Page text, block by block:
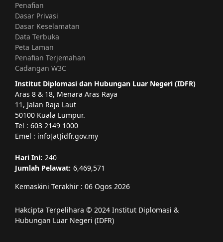
Penafian
Dasar Privasi
Dasar Keselamatan
Data Terbuka
Peta Laman
Penafian Terjemahan
Cadangan W3C
Institut Diplomasi dan Hubungan Luar Negeri (IDFR)
Aras 8 & 18, Menara Aras Raya
11, Jalan Raja Laut
50100 Kuala Lumpur.
Tel : 603 2149 1000
Emel : info[at]idfr.gov.my
Hari Ini: 240
Jumlah Pelawat: 6,469,571
Kemaskini Terakhir : 06 Ogos 2026
Hakcipta Terpelihara © 2024 Institut Diplomasi &
Hubungan Luar Negeri (IDFR)